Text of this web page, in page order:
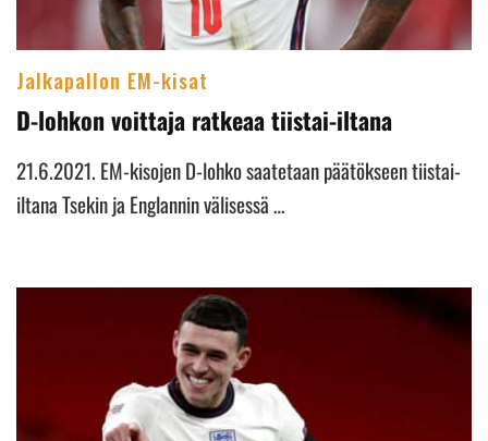
Jalkapallon EM-kisat
D-lohkon voittaja ratkeaa tiistai-iltana
21.6.2021. EM-kisojen D-lohko saatetaan päätökseen tiistai-
iltana Tsekin ja Englannin välisessä …